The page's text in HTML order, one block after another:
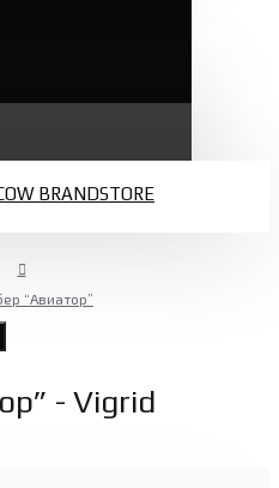
“Авиатор”
- Vigrid